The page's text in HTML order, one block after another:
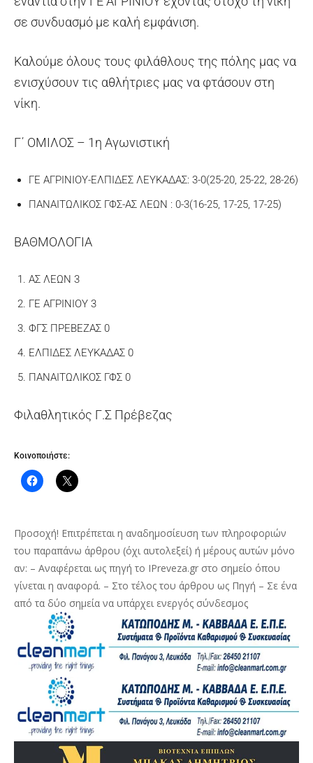
σε συνδυασμό με καλή εμφάνιση.
Καλούμε όλους τους φιλάθλους της πόλης μας να
ενισχύσουν τις αθλήτριες μας να φτάσουν στη
νίκη.
Γ΄ ΟΜΙΛΟΣ – 1η Αγωνιστική
ΓΕ ΑΓΡΙΝΙΟΥ-ΕΛΠΙΔΕΣ ΛΕΥΚΑΔΑΣ: 3-0(25-20, 25-22, 28-26)
ΠΑΝΑΙΤΩΛΙΚΟΣ ΓΦΣ-ΑΣ ΛΕΩΝ : 0-3(16-25, 17-25, 17-25)
ΒΑΘΜΟΛΟΓΙΑ
ΑΣ ΛΕΩΝ 3
ΓΕ ΑΓΡΙΝΙΟΥ 3
ΦΓΣ ΠΡΕΒΕΖΑΣ 0
ΕΛΠΙΔΕΣ ΛΕΥΚΑΔΑΣ 0
ΠΑΝΑΙΤΩΛΙΚΟΣ ΓΦΣ 0
Φιλαθλητικός Γ.Σ Πρέβεζας
Κοινοποιήστε:
Προσοχή! Επιτρέπεται η αναδημοσίευση των πληροφοριών
του παραπάνω άρθρου (όχι αυτολεξεί) ή μέρους αυτών μόνο
αν: – Αναφέρεται ως πηγή το IPreveza.gr στο σημείο όπου
γίνεται η αναφορά. – Στο τέλος του άρθρου ως Πηγή – Σε ένα
από τα δύο σημεία να υπάρχει ενεργός σύνδεσμος